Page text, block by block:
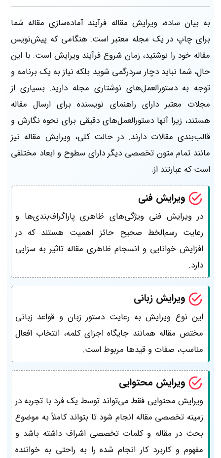
به بیان ساده، ویرایش مقاله فرآیند آماده‌سازی مقاله شما
برای چاپ در یک مجله معتبر است. هنگامی که پیش‌نویس
مقاله خود را نوشتید، زمان شروع فرآیند ویرایش است. با این
حال، شما نباید دچار سردرگمی شوید بلکه نیاز به یک برنامه و
توجه به دستورالعمل‌های نوشتاری مجله دارید. بسیاری از
مجلات معتبر دارای راهنمای نویسنده برای ارسال مقاله
هستند، زیرا آنها دستورالعمل‌های دقیقی برای نحوه نگارش و
قالب‌بندی مقالات دارند. در حالت کلی، ویرایش مقاله نیز
مانند تمام متون تخصصی دیگر دارای سطوح و ابعاد مختلفی
است که عبارتند از:
ویرایش فنی
در ویرایش فنی ویژگی‌های ظاهری پاراگراف‌بندی‌ها و
رعایت رسم‌الخط صحیح حائز اهمیت هستند که در
افزایش خوانایی و انسجام ظاهری مقاله تاثیر به سزایی
دارد.
ویرایش زبانی
این نوع ویرایش به رعایت دستور زبان و قواعد زبانی
مختص مقاله همانند جایگاه اجزای کلمه، انتخاب افعال
مناسب، صفات و قیدها مربوط است.
ویرایش محتوایی
ویرایش محتوایی فقط می‌تواند توسط یک فرد با تجربه در
زمینه تخصصی مقاله انجام شود تا بتواند کاملاً به موضوع
بحث در مقاله و کلمات تخصصی اشراف داشته باشد و
مفهوم و کاربرد کار انجام شده را به راحتی به خواننده